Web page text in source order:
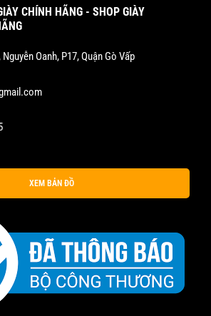
CHÍNH HÃNG - SHOP GIÀY
Oanh, P17, Quận Gò Vấp
XEM BẢN ĐỒ